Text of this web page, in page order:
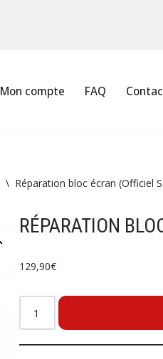
Mon compte FAQ
\ Réparation bloc écran (Officiel
RÉPARATION
129,90€